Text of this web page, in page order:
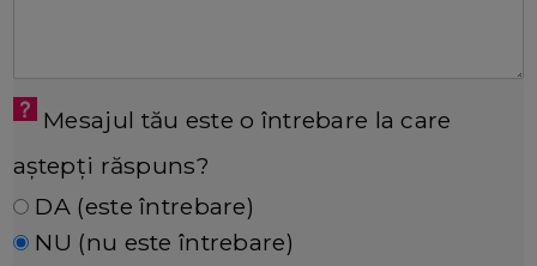
Mesajul tău este o întrebare la care
aștepți răspuns?
DA (este întrebare)
NU (nu este întrebare)